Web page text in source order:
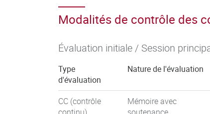
Modalités de contrôle des
Évaluation initiale / Session
Type
d'évaluation
Nature de l'évaluation
CC (contrôle
Mémoire avec